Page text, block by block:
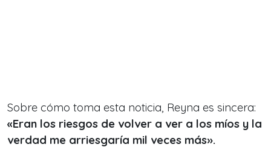
Sobre cómo toma esta noticia, Reyna es sincera:
«Eran los riesgos de volver a ver a los míos y la
verdad me arriesgaría mil veces más».